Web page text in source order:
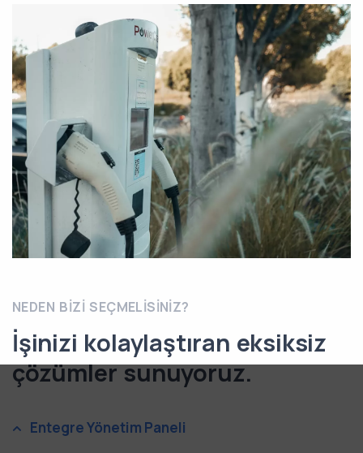
NEDEN BIZI SEÇMELISINIZ?
İşinizi kolaylaştıran eksiksiz
çözümler sunuyoruz.
Entegre Yönetim Paneli